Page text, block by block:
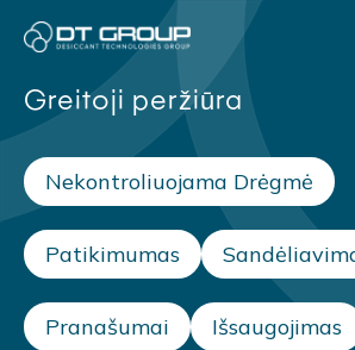
Greitoji peržiūra
Nekontroliuojama Drėgmė
Patikimumas
Pranašumai Išsaugojimas